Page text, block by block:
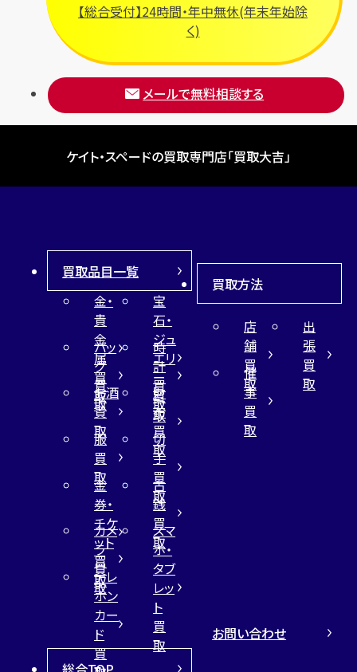
【総合受付】24時間・年中無休(年末年始除
く)
メールで無料相談する
ケイト・スペードの買取専門店「買取大吉」
買取品目一覧
金・
貴
金
属
買
取
宝
石・
ジュ
エリ
ー
買
取
バッ
グ
買
取
時
計
買
取
お酒
買
取
財
布
買
取
服
買
取
切
手
買
取
金
券・
チケ
ット
買
取
古
銭
買
取
カメ
ラ
買
取
スマ
ホ・
タブ
レッ
ト
買
取
テレ
ホン
カー
ド
買
買取方法
店
舗
買
取
出
張
買
取
催
事
買
取
お問い合わせ